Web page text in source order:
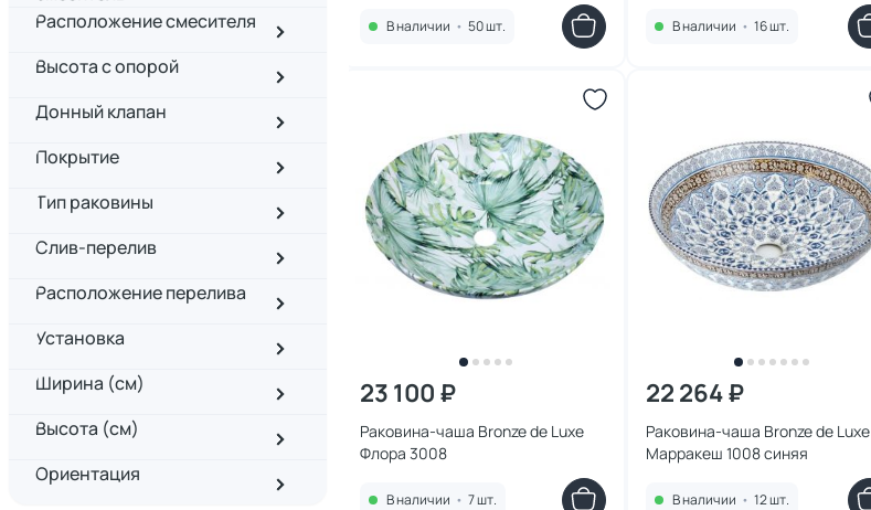
Расположение смесителя
Высота с опорой
Донный клапан
Покрытие
Тип раковины
Слив-перелив
Расположение перелива
Установка
Ширина (см)
Высота (см)
Ориентация
В наличии • 50 шт. В наличии • 16 шт.
23 100 ₽
Раковина-чаша Bronze de Luxe
Флора 3008
В наличии • 7 шт.
22 264 ₽
Раковина-чаша Bronze de Luxe
Марракеш 1008 синяя
В наличии • 12 шт.